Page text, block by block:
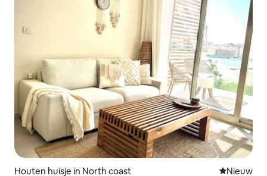
Houten huisje in North coast Nieuwe
Nieuw